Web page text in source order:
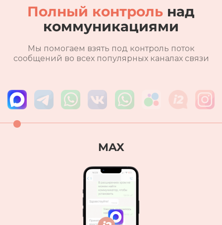
Полный контроль над
коммуникациями
Мы помогаем взять под контроль поток
сообщений во всех популярных каналах связи
Telegram